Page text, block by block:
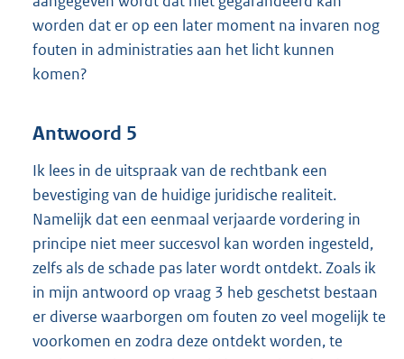
worden dat er op een later moment na invaren nog
fouten in administraties aan het licht kunnen
komen?
Antwoord 5
Ik lees in de uitspraak van de rechtbank een
bevestiging van de huidige juridische realiteit.
Namelijk dat een eenmaal verjaarde vordering in
principe niet meer succesvol kan worden ingesteld,
zelfs als de schade pas later wordt ontdekt. Zoals ik
in mijn antwoord op vraag 3 heb geschetst bestaan
er diverse waarborgen om fouten zo veel mogelijk te
voorkomen en zodra deze ontdekt worden, te